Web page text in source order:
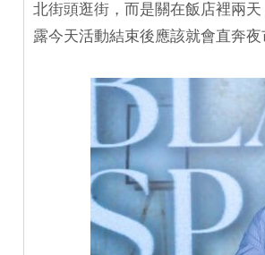
北街頭逛街，而是關在飯店裡兩
露今天活動結束後應該就會直奔夜